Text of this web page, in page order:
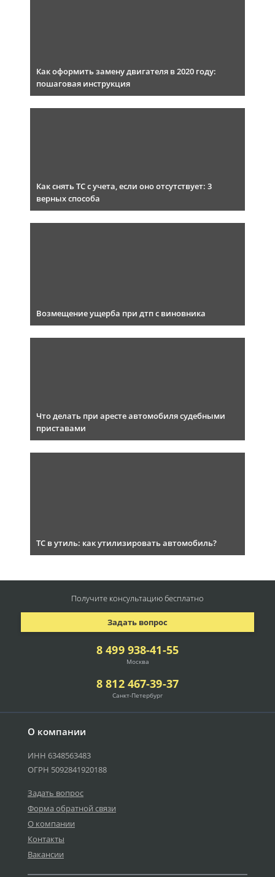
Как оформить замену двигателя в 2020 году:
пошаговая инструкция
Как снять ТС с учета, если оно отсутствует: 3
верных способа
Возмещение ущерба при дтп с виновника
Что делать при аресте автомобиля судебными
приставами
ТС в утиль: как утилизировать автомобиль?
О компании
ИНН 6348563483
ОГРН 5092841920188
Задать вопрос
Форма обратной связи
О компании
Контакты
Вакансии
8 499 938-41-55
Москва
8 812 467-39-37
Санкт-Петербург
Задать вопрос
Получите консультациюбесплатно